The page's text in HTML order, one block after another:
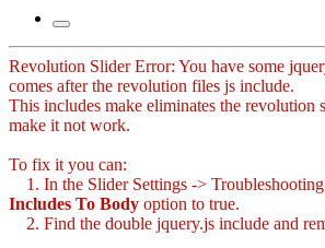
Revolution Slider Error: You have some
comes after the revolution files js include.
This includes make eliminates the revolution
make it not work.
To fix it you can:
1. In the Slider Settings -> Troubleshooting
Includes To Body option to true.
2. Find the double jquery.js include and